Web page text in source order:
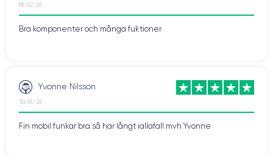
18/02/26
Bra komponenter och många fuktioner
Yvonne Nilsson
30/01/26
Fin mobil funkar bra så här långt iallafall mvh Yvonne